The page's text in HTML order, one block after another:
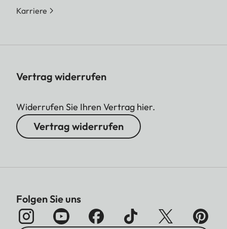
Karriere
Vertrag widerrufen
Widerrufen Sie Ihren Vertrag hier.
Vertrag widerrufen
Folgen Sie uns